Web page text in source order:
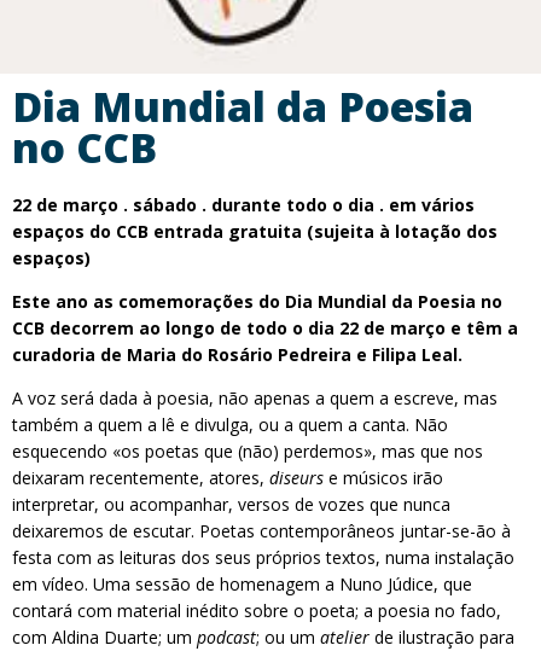
Dia Mundial da Poesia
no CCB
22 de março . sábado . durante todo o dia . em vários
espaços do CCB entrada gratuita (sujeita à lotação dos
espaços)
Este ano as comemorações do Dia Mundial da Poesia no
CCB decorrem ao longo de todo o dia 22 de março e têm a
curadoria de Maria do Rosário Pedreira e Filipa Leal.
A voz será dada à poesia, não apenas a quem a escreve, mas
também a quem a lê e divulga, ou a quem a canta. Não
esquecendo «os poetas que (não) perdemos», mas que nos
deixaram recentemente, atores, diseurs e músicos irão
interpretar, ou acompanhar, versos de vozes que nunca
deixaremos de escutar. Poetas contemporâneos juntar-se-ão à
festa com as leituras dos seus próprios textos, numa instalação
em vídeo. Uma sessão de homenagem a Nuno Júdice, que
contará com material inédito sobre o poeta; a poesia no fado,
com Aldina Duarte; um podcast; ou um atelier de ilustração para